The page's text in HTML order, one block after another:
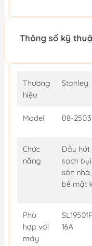
Thông số kỹ
Thương
hiệu
Stanley
Model 08-2503
Chức
năng
Đầu hút
sạch
sàn
bề mặt
Phù
hợp với
máy
16A